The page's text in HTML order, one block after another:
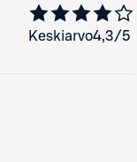
Keskiarvo4,3/5